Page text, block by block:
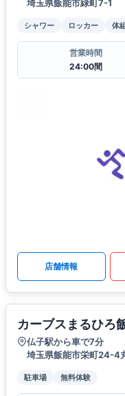
埼玉県飯能市緑町7-1
シャワー ロッカー 体
営業時間
24:00間
店舗情報
カーブスまるひろ
仏子駅から車で7分
埼玉県飯能市栄町24-4
駐車場 無料体験